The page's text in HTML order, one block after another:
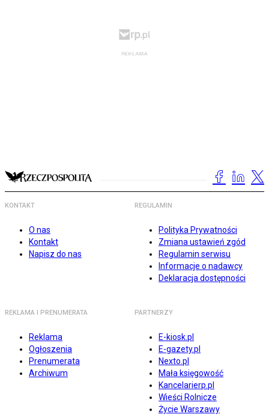
KONTAKT
O nas
Kontakt
Napisz do nas
REGULAMIN
Polityka Prywatności
Zmiana ustawień zgód
Regulamin serwisu
Informacje o nadawcy
Deklaracja dostępności
REKLAMA I PRENUMERATA
Reklama
Ogłoszenia
Prenumerata
Archiwum
PARTNERZY
E-kiosk.pl
E-gazety.pl
Nexto.pl
Mała księgowość
Kancelarierp.pl
Wieści Rolnicze
Życie Warszawy